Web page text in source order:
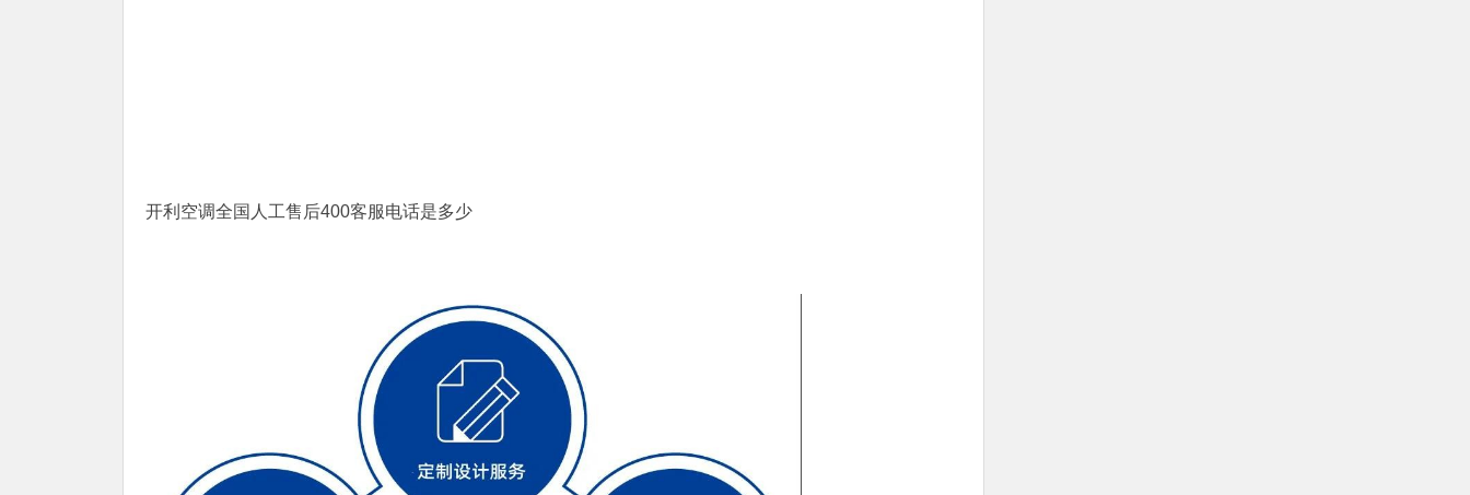
开利空调全国人工售后400客服电话是多少